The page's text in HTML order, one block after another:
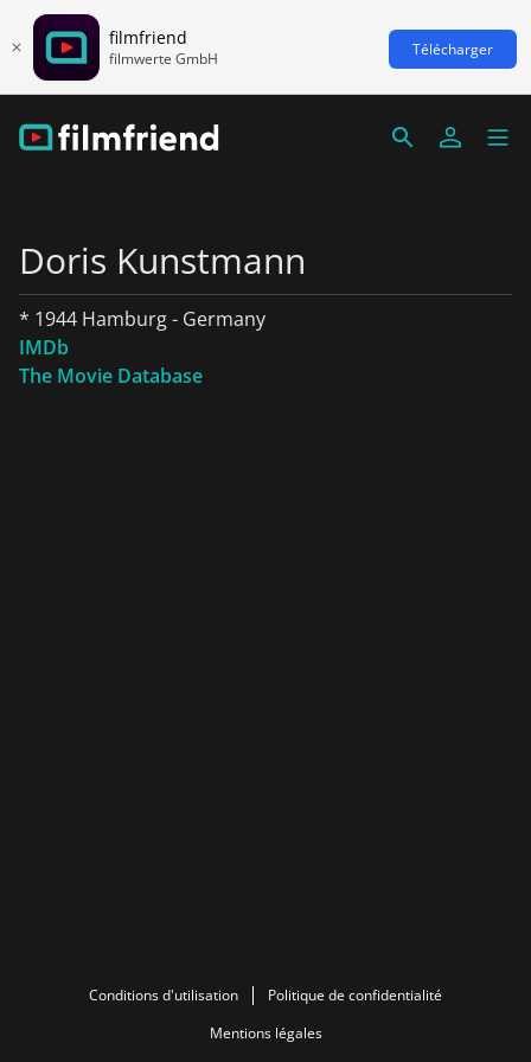
filmfriend
filmwerte GmbH Télécharger
Doris Kunstmann
* 1944 Hamburg - Germany
IMDb
The Movie Database
Conditions d'utilisation
Politique de confidentialité
Mentions légales